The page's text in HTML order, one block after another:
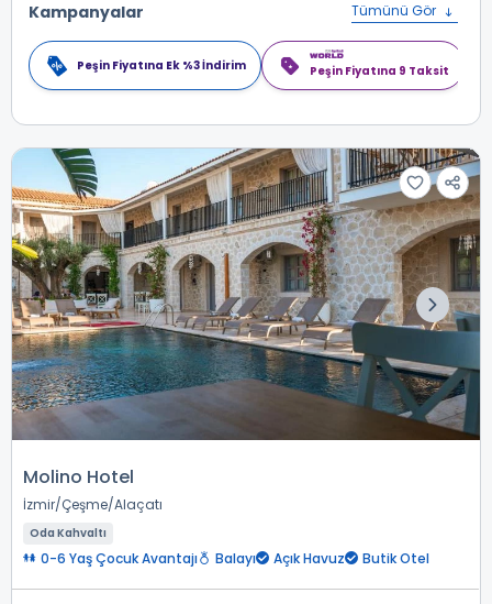
Kampanyalar Tümünü Gör
Peşin Fiyatına Ek %3 İndirim Peşin Fiyatına 9 Taksit
Molino Hotel
İzmir Çeşme Alaçatı
Oda Kahvaltı
0-6 Yaş Çocuk Avantajı Balayı Açık Havuz Butik Otel